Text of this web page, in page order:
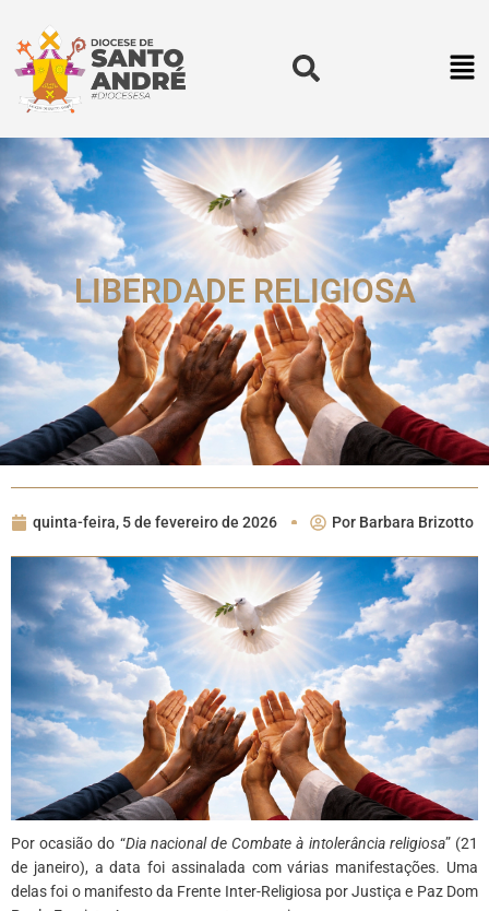
LIBERDADE RELIGIOSA
quinta-feira, 5 de fevereiro de 2026 Por Barbara Brizotto
Por ocasião do “Dia nacional de Combate à intolerância religiosa” (21
de janeiro), a data foi assinalada com várias manifestações. Uma
delas foi o manifesto da Frente Inter-Religiosa por Justiça e Paz Dom